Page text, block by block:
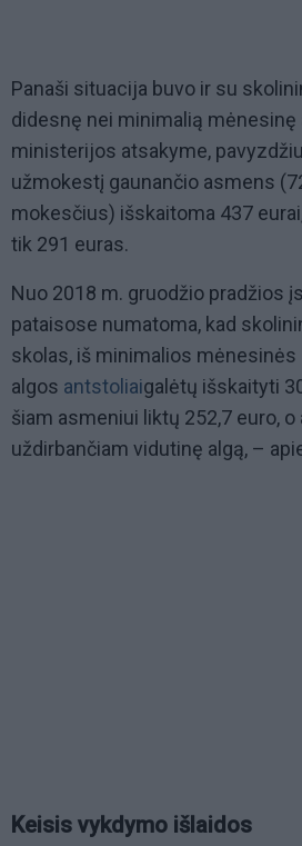
Panaši situacija buvo ir su
didesnę nei minimalią mėnesinę
ministerijos atsakyme,
užmokestį gaunančio asmens
mokesčius) išskaitoma 437
tik 291 euras.
Nuo 2018 m. gruodžio pradžios
pataisose numatoma, kad
skolas, iš minimalios mėnesinės
algos antstoliaigalėtų išskaityti
šiam asmeniui liktų 252,7 euro, o
uždirbančiam vidutinę algą, –
Keisis vykdymo išlaidos